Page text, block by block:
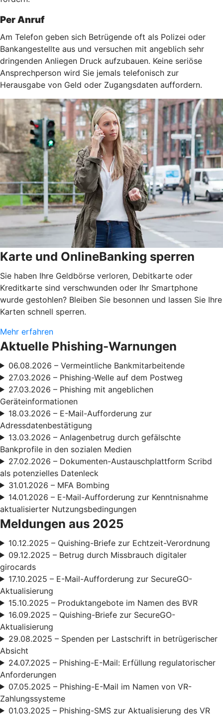
Per Anruf
Am Telefon geben sich Betrügende oft als Polizei oder
Bankangestellte aus und versuchen mit angeblich sehr
dringenden Anliegen Druck aufzubauen. Keine seriöse
Ansprechperson wird Sie jemals telefonisch zur
Herausgabe von Geld oder Zugangsdaten auffordern.
Karte und OnlineBanking sperren
Sie haben Ihre Geldbörse verloren, Debitkarte oder
Kreditkarte sind verschwunden oder Ihr Smartphone
wurde gestohlen? Bleiben Sie besonnen und lassen Sie Ihre
Karten schnell sperren.
Mehr erfahren
Aktuelle Phishing-Warnungen
06.08.2026 – Vermeintliche Bankmitarbeitende
27.03.2026 – Phishing-Welle auf dem Postweg
27.03.2026 – Phishing mit angeblichen
Geräteinformationen
18.03.2026 – E-Mail-Aufforderung zur
Adressdatenbestätigung
13.03.2026 – Anlagenbetrug durch gefälschte
Bankprofile in den sozialen Medien
27.02.2026 – Dokumenten-Austauschplattform Scribd
als potenzielles Datenleck
31.01.2026 – MFA Bombing
14.01.2026 – E-Mail-Aufforderung zur Kenntnisnahme
aktualisierter Nutzungsbedingungen
Meldungen aus 2025
10.12.2025 – Quishing-Briefe zur Echtzeit-Verordnung
09.12.2025 – Betrug durch Missbrauch digitaler
girocards
17.10.2025 – E-Mail-Aufforderung zur SecureGO-
Aktualisierung
15.10.2025 – Produktangebote im Namen des BVR
16.09.2025 – Quishing-Briefe zur SecureGO-
Aktualisierung
29.08.2025 – Spenden per Lastschrift in betrügerischer
Absicht
24.07.2025 – Phishing-E-Mail: Erfüllung regulatorischer
Anforderungen
07.05.2025 – Phishing-E-Mail im Namen von VR-
Zahlungssysteme
01.03.2025 – Phishing-SMS zur Aktualisierung des VR